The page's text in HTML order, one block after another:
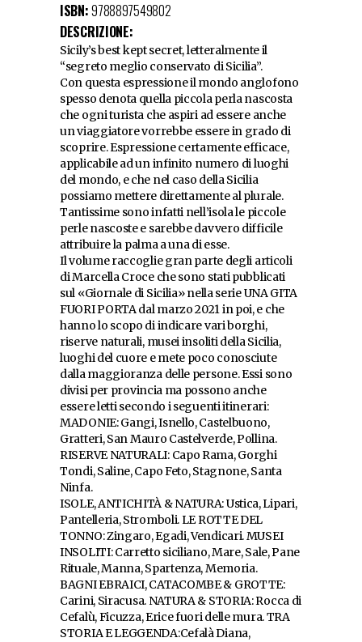
ISBN:9788897549802
DESCRIZIONE:
Sicily’s best kept secret, letteralmente il
“segreto meglio conservato di Sicilia”.
Con questa espressione il mondo anglofono
spesso denota quella piccola perla nascosta
che ogni turista che aspiri ad essere anche
un viaggiatore vorrebbe essere in grado di
scoprire. Espressione certamente efficace,
applicabile ad un infinito numero di luoghi
del mondo, e che nel caso della Sicilia
possiamo mettere direttamente al plurale.
Tantissime sono infatti nell’isola le piccole
perle nascoste e sarebbe davvero difficile
attribuire la palma a una di esse.
Il volume raccoglie gran parte degli articoli
di Marcella Croce che sono stati pubblicati
sul «Giornale di Sicilia» nella serie UNA GITA
FUORI PORTA dal marzo 2021 in poi, e che
hanno lo scopo di indicare vari borghi,
riserve naturali, musei insoliti della Sicilia,
luoghi del cuore e mete poco conosciute
dalla maggioranza delle persone. Essi sono
divisi per provincia ma possono anche
essere letti secondo i seguenti itinerari:
MADONIE: Gangi, Isnello, Castelbuono,
Gratteri, San Mauro Castelverde, Pollina.
RISERVE NATURALI: Capo Rama, Gorghi
Tondi, Saline, Capo Feto, Stagnone, Santa
Ninfa.
ISOLE, ANTICHITÀ & NATURA: Ustica, Lipari,
Pantelleria, Stromboli. LE ROTTE DEL
TONNO: Zingaro, Egadi, Vendicari. MUSEI
INSOLITI: Carretto siciliano, Mare, Sale, Pane
Rituale, Manna, Spartenza, Memoria.
BAGNI EBRAICI, CATACOMBE & GROTTE:
Carini, Siracusa. NATURA & STORIA: Rocca di
Cefalù, Ficuzza, Erice fuori delle mura. TRA
STORIA E LEGGENDA:Cefalà Diana,